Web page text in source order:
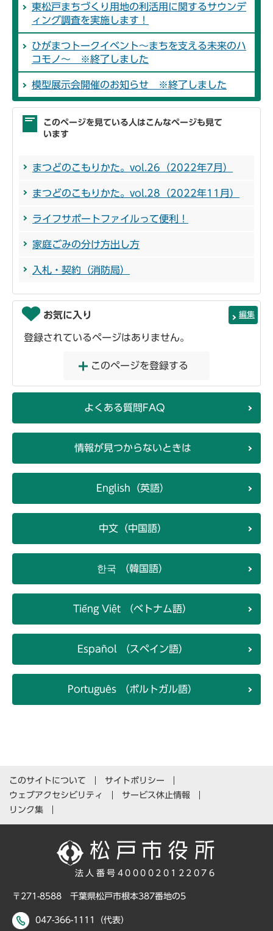
東松戸まちづくり用地の利活用に関するサウンデ
ィング調査を実施します！
ひがまつトークイベント～まちを支える未来のハ
コモノ～ ※終了しました
模型展示会開催のお知らせ ※終了しました
このページを見ている人はこんなページも見て
います
まつどのこもりかた。vol.26（2022年7月）
まつどのこもりかた。vol.28（2022年11月）
ライフサポートファイルって便利！
家庭ごみの分け方出し方
入札・契約（消防局）
お気に入り 編集
登録されているページはありません。
このページを登録する
よくある質問FAQ
情報が見つからないときは
English（英語）
中文（中国語）
한국 （韓国語）
Tiếng Việt （ベトナム語）
Español （スペイン語）
Português （ポルトガル語）
このサイトについて
サイトポリシー
ウェブアクセシビリティ
サービス休止情報
リンク集
法人番号4000020122076
〒271-8588 千葉県松戸市根本387番地の5
047-366-1111（代表）